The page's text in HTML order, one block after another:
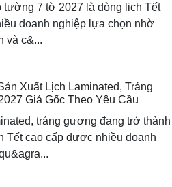
tường 7 tờ 2027 là dòng lịch Tết
doanh nghiệp lựa chọn nhờ
và c&...
Xuất Lịch Laminated, Tráng
Giá Gốc Theo Yêu Cầu
tráng gương đang trở thành
Tết cao cấp được nhiều doanh